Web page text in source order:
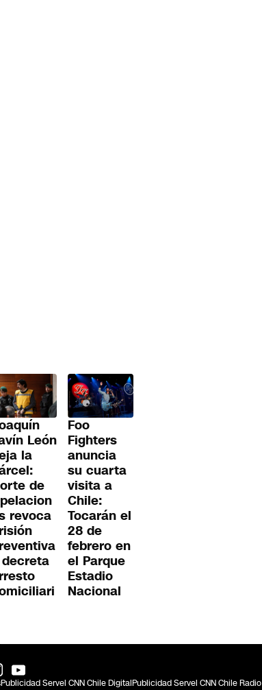
León
la
de
revoca
Foo
Fighters
anuncia
su cuarta
visita a
Chile:
Tocarán el
28 de
febrero en
el Parque
Estadio
Nacional
Publicidad Servel CNN Chile DigitalPublicidad Servel CNN Chile Radio